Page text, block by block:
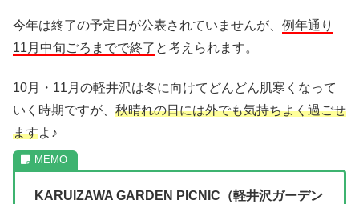
今年は終了の予定日が公表されていませんが、 例年通り
11月中旬ごろまでで終了 と考えられます。
10月・11月の軽井沢は冬に向けてどんどん肌寒くなって
いく時期ですが、 秋晴れの日には外でも気持ちよく過ごせ
ますよ♪
KARUIZAWA GARDEN PICNIC（軽井沢ガーデン